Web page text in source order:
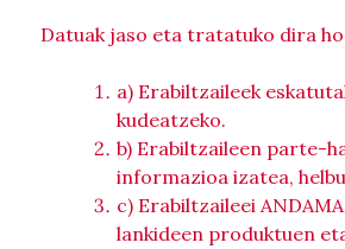
Datuak jaso eta tratatuko dira
a) Erabiltzaileek
kudeatzeko.
b) Erabiltzaileen parte-
informazioa izatea,
c) Erabiltzaileei
lankideen produktuen